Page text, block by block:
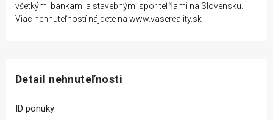
všetkými bankami a stavebnými sporiteľňami na Slovensku.
Viac nehnuteľností nájdete na www.vasereality.sk
Detail nehnuteľnosti
ID ponuky: